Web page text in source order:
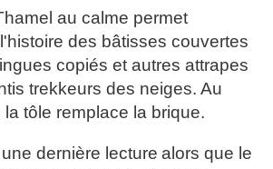
au calme permet
des bâtisses couvertes
copiés et autres attrapes
trekkeurs des neiges. Au
la tôle remplace la brique.
dernière lecture alors que le